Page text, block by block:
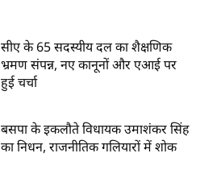
सीए के 65 सदस्यीय दल का शैक्षणिक
भ्रमण संपन्न, नए कानूनों और एआई पर
हुई चर्चा
बसपा के इकलौते विधायक उमाशंकर सिंह
का निधन, राजनीतिक गलियारों में शोक